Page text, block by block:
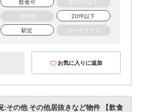
飲食可
30万円以下
空中階
20坪以下
駅近 ロードサイド
お気に入りに追加
:その他 その他居抜きなど物件 【飲食